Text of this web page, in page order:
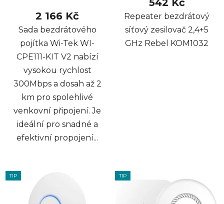
2 166 Kč
Sada bezdrátového
pojítka Wi-Tek WI-
CPE111-KIT V2 nabízí
vysokou rychlost
300Mbps a dosah až 2
km pro spolehlivé
venkovní připojení. Je
ideální pro snadné a
efektivní propojení...
542 Kč
Repeater bezdrátový
síťový zesilovač 2,4+5
GHz Rebel KOM1032
TIP TIP